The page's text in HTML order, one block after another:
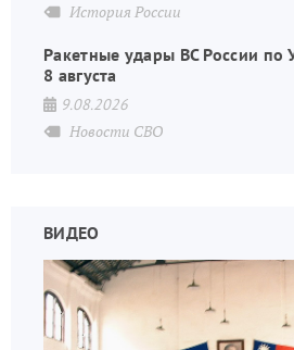
История России
Ракетные удары ВС России по
8 августа
9.08.2026
Новости СВО
ВИДЕО